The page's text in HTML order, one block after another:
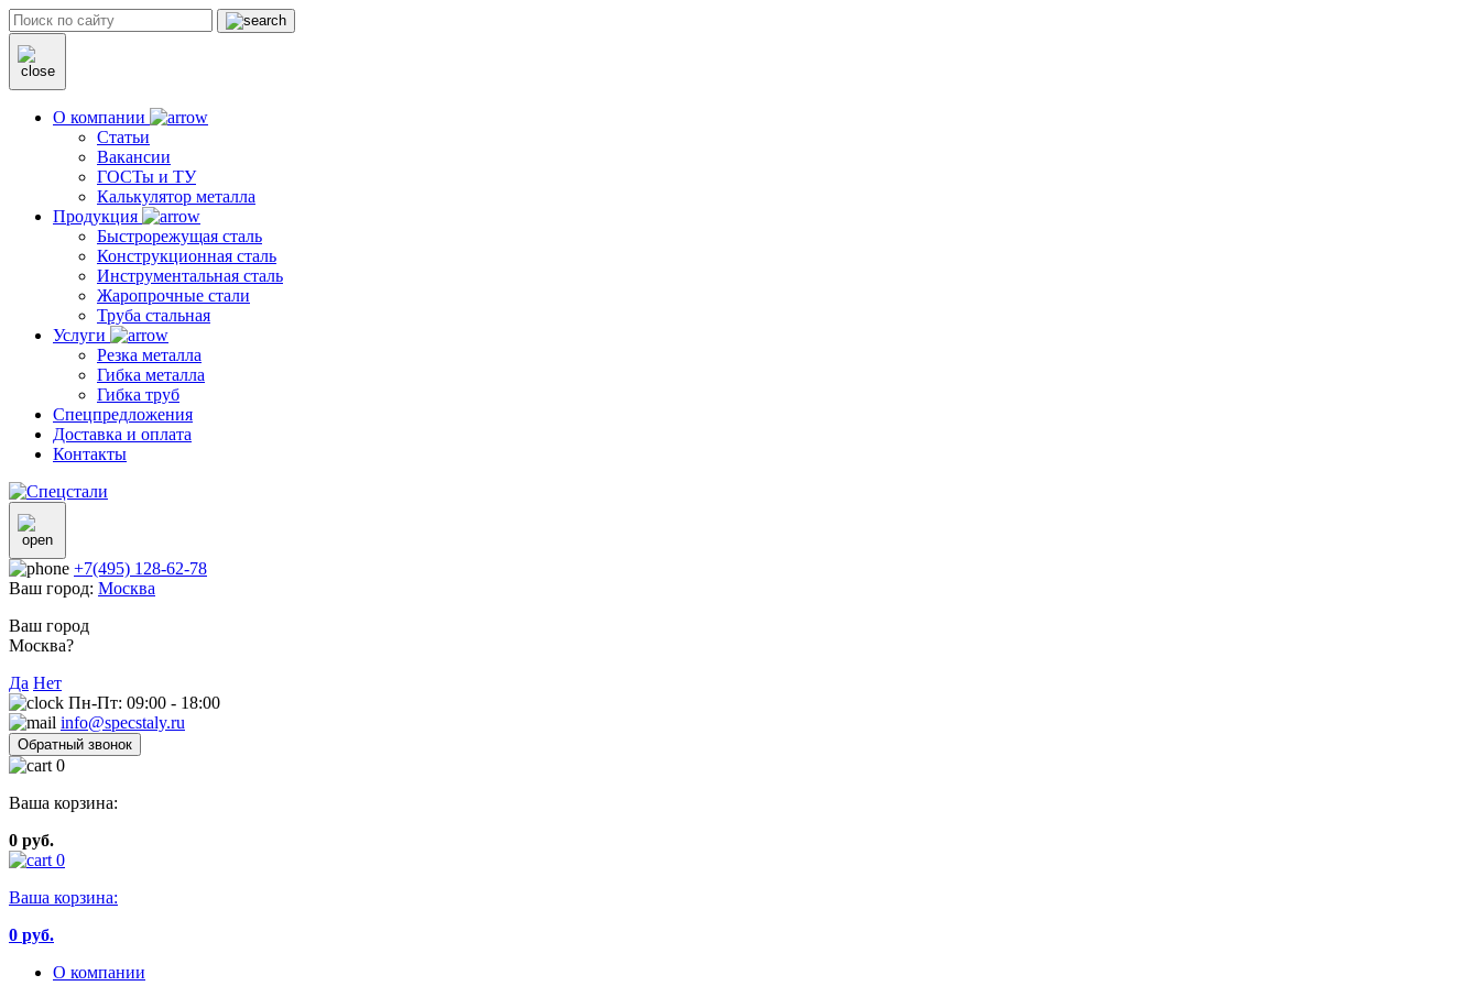
О компании
Статьи
Вакансии
ГОСТы и ТУ
Калькулятор металла
Продукция
Быстрорежущая сталь
Конструкционная сталь
Инструментальная сталь
Жаропрочные стали
Труба стальная
Услуги
Резка металла
Гибка металла
Гибка труб
Спецпредложения
Доставка и оплата
Контакты
+7(495) 128-62-78
Ваш город: Москва
Ваш город
Москва?
Да Нет
Пн-Пт: 09:00 - 18:00
info@specstaly.ru
Обратный звонок
0
Ваша корзина:
0 руб.
0
Ваша корзина:
0 руб.
О компании